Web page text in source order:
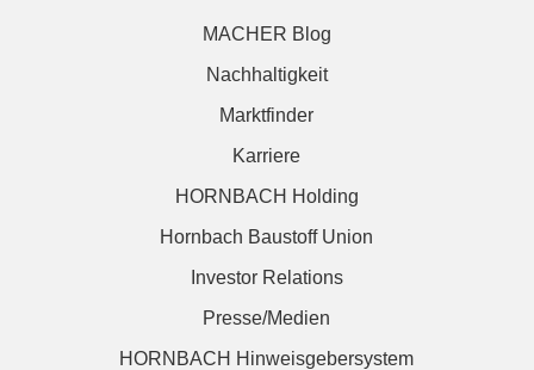
MACHER Blog
Nachhaltigkeit
Marktfinder
Karriere
HORNBACH Holding
Hornbach Baustoff Union
Investor Relations
Presse/Medien
HORNBACH Hinweisgebersystem